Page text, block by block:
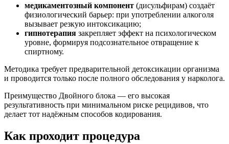
медикаментозный компонент (дисульфирам) создаёт
физиологический барьер: при употреблении алкоголя
вызывает резкую интоксикацию;
гипнотерапия закрепляет эффект на психологическом
уровне, формируя подсознательное отвращение к
спиртному.
Методика требует предварительной детоксикации организма
и проводится только после полного обследования у нарколога.
Преимущество Двойного блока — его высокая
результативность при минимальном риске рецидивов, что
делает тот надёжным способов кодирования.
Как проходит процедура